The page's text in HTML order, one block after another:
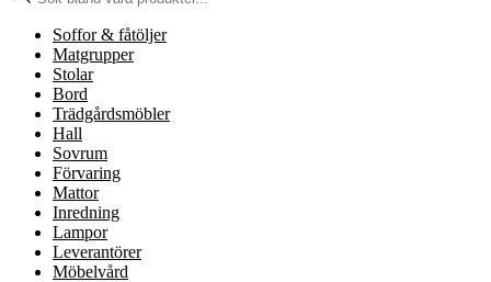
Soffor & fåtöljer
Matgrupper
Stolar
Bord
Trädgårdsmöbler
Hall
Sovrum
Förvaring
Mattor
Inredning
Lampor
Leverantörer
Möbelvård